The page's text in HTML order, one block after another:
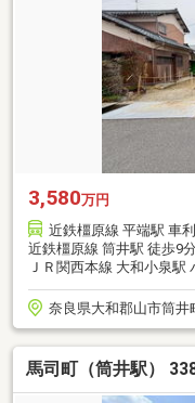
3,580万円
近鉄橿原線 平端駅 車
近鉄橿原線 筒井駅 徒歩9分
ＪＲ関西本線 大和小泉駅
奈良県大和郡山市筒井
馬司町（筒井駅）